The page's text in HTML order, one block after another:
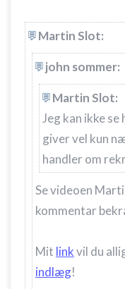
Martin Slot:
john sommer:
Martin Slot:
Jeg kan ikke
giver vel kun
handler om
Se videoen
kommentar
Mit linkvil du
indlæg!